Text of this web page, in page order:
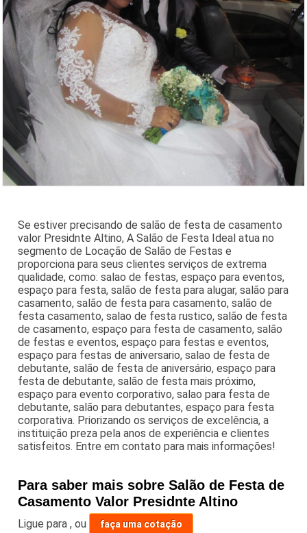
Se estiver precisando de salão de festa de casamento
valor Presidnte Altino, A Salão de Festa Ideal atua no
segmento de Locação de Salão de Festas e
proporciona para seus clientes serviços de extrema
qualidade, como: salao de festas, espaço para eventos,
espaço para festa, salão de festa para alugar, salão para
casamento, salão de festa para casamento, salão de
festa casamento, salao de festa rustico, salão de festa
de casamento, espaço para festa de casamento, salão
de festas e eventos, espaço para festas e eventos,
espaço para festas de aniversario, salao de festa de
debutante, salão de festa de aniversário, espaço para
festa de debutante, salão de festa mais próximo,
espaço para evento corporativo, salao para festa de
debutante, salão para debutantes, espaço para festa
corporativa. Priorizando os serviços de excelência, a
instituição preza pela anos de experiência e clientes
satisfeitos. Entre em contato para mais informações!
Para saber mais sobre Salão de Festa de
Casamento Valor Presidnte Altino
Ligue para,ou faça uma cotação